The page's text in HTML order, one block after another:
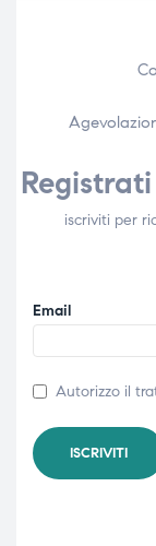
iscriviti per
Email
Autorizzo il